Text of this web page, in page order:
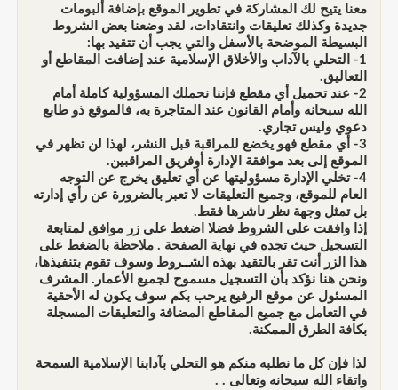
معنا يتيح لك المشاركة في تطوير الموقع بإضافة ألبومات
جديدة وكذلك تعليقات وانتقادات، لقد وضعنا بعض الشروط
البسيطة الموضحة بالأسفل والتي يجب أن تتقيد بها:
1- التحلي بالآداب والأخلاق الإسلامية عند إضافت المقاطع أو
التعاليق.
2- عند تحميل أي مقطع فإننا نحملك المسؤولية كاملة أمام
الله سبحانه وأمام القانون عند المتاجرة به، فالموقع ذو طابع
دعوي وليس تجاري.
3- أي مقطع فهو يخضع للمراقبة قبل النشر، لهذا لن تظهر في
الموقع إلى بعد موافقة الإدارة أوفريق المراقبين.
4- تخلي الإدارة مسؤوليتها عن أي تعليق يخرج عن التوجه
العام للموقع، وجميع التعليقات لا تعبر بالضرورة عن رأي إدارته
بل تمثل وجهة نظر ناشرها فقط.
إذا وافقت على الشروط فضلا اضغط على زر موافق لمتابعة
التسجيل حيث تجده في نهاية الصفحة . ملاحظة بالضغط على
هذا الزر أنت تقر بالتقيد بهذه الشــروط وسوف تقوم بتنفيذها،
ونحن هنا نؤكد بأن التسجيل مسموح لجميع الأعمار. المشرف
المسئول عن موقع الرفيع يرحب بكم سوف يكون له الأحقية
في التعامل مع جميع المقاطع المضافة والتعليقات المسجلة
بكافة الطرق الممكنة.
لذا فإن كل ما نطلبه منكم هو التحلي بآدابنا الإسلامية السمحة
واتقاء الله سبحانه وتعالى . .